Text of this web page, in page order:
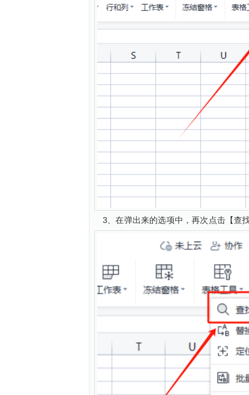
3、在弹出来的选项中，再次点击【查找